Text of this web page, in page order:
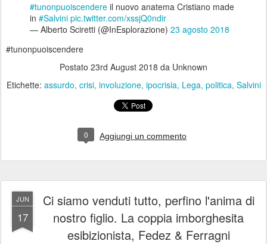
#tunonpuoiscendere il nuovo anatema Cristiano made
in #Salvini pic.twitter.com/xssjQ0ndir
— Alberto Sciretti (@InEsplorazione) 23 agosto 2018
#tunonpuoiscendere
Postato 23rd August 2018 da Unknown
Etichette: assurdo crisi involuzione ipocrisia Lega politica Salvini
0 Aggiungi un commento
JUN
17
Ci siamo venduti tutto, perfino l'anima di
nostro figlio. La coppia imborghesita
esibizionista, Fedez & Ferragni